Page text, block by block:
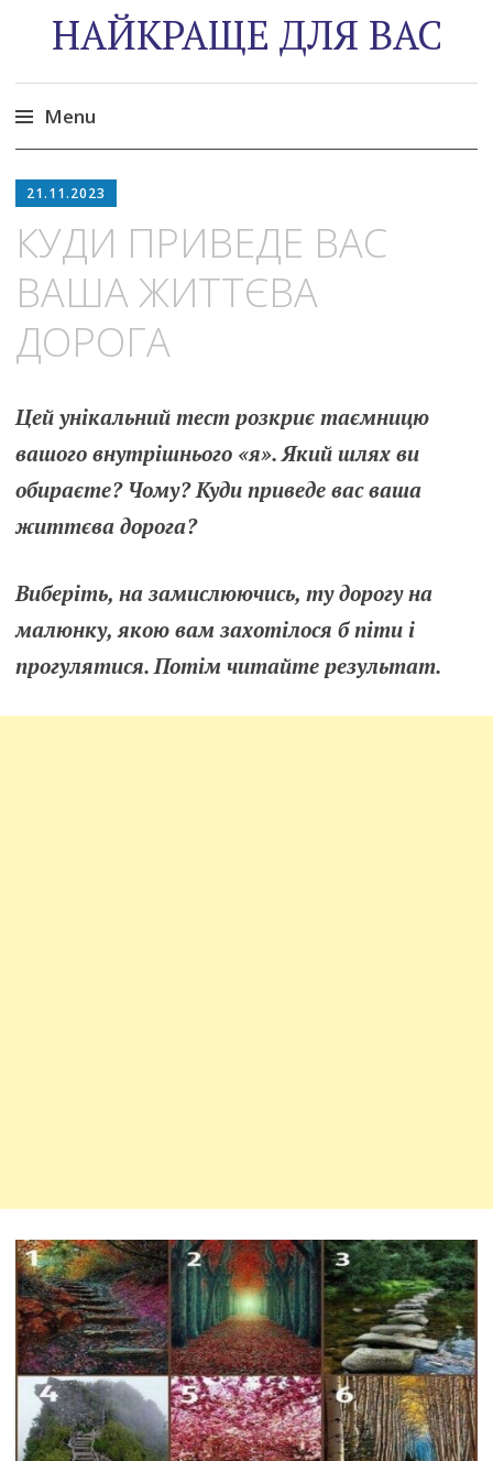
НАЙКРАЩЕ ДЛЯ ВАС
Menu
to
21.11.2023
КУДИ ПРИВЕДЕ ВАС
ВАША ЖИТТЄВА
ДОРОГА
Цей унікальний тест розкриє таємницю
вашого внутрішнього «я». Який шлях ви
обираєте? Чому? Куди приведе вас ваша
життєва дорога?
Виберіть, на замислюючись, ту дорогу на
малюнку, якою вам захотілося б піти і
прогулятися. Потім читайте результат.